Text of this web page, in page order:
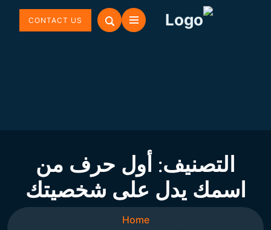
CONTACT US
التصنيف: أول حرف من
اسمك يدل على شخصيتك
Home